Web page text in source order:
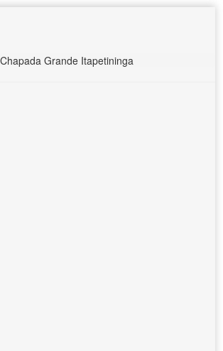
Grande Itapetininga